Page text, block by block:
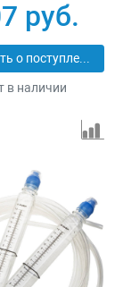
руб.
Сообщить о поступлении
в наличии